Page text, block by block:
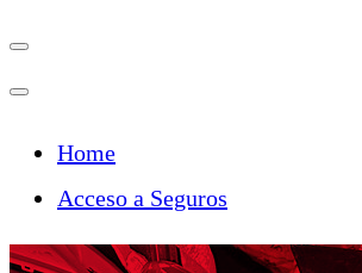
Home
Acceso a Seguros